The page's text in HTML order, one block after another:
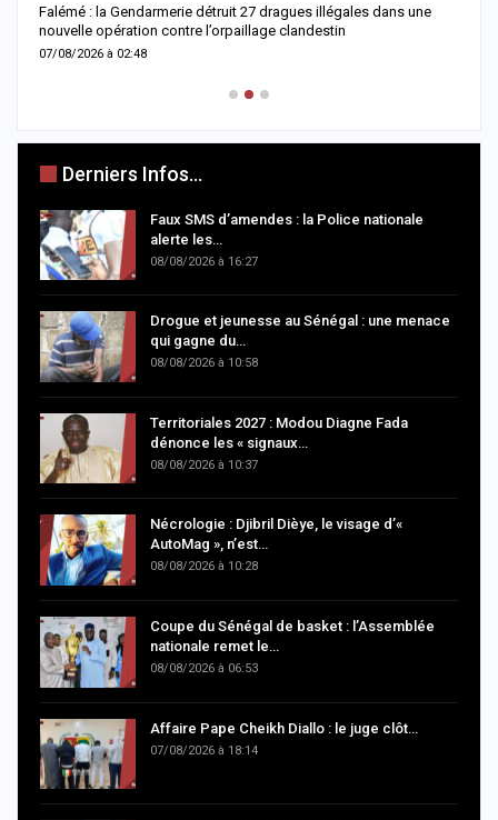
Falémé : la Gendarmerie détruit 27 dragues illégales dans une
nouvelle opération contre l’orpaillage clandestin
07/08/2026 à 02:48
Derniers Infos...
Faux SMS d’amendes : la Police nationale
alerte les…
08/08/2026 à 16:27
Drogue et jeunesse au Sénégal : une menace
qui gagne du…
08/08/2026 à 10:58
Territoriales 2027 : Modou Diagne Fada
dénonce les « signaux…
08/08/2026 à 10:37
Nécrologie : Djibril Dièye, le visage d’«
AutoMag », n’est…
08/08/2026 à 10:28
Coupe du Sénégal de basket : l’Assemblée
nationale remet le…
08/08/2026 à 06:53
Affaire Pape Cheikh Diallo : le juge clôt…
07/08/2026 à 18:14